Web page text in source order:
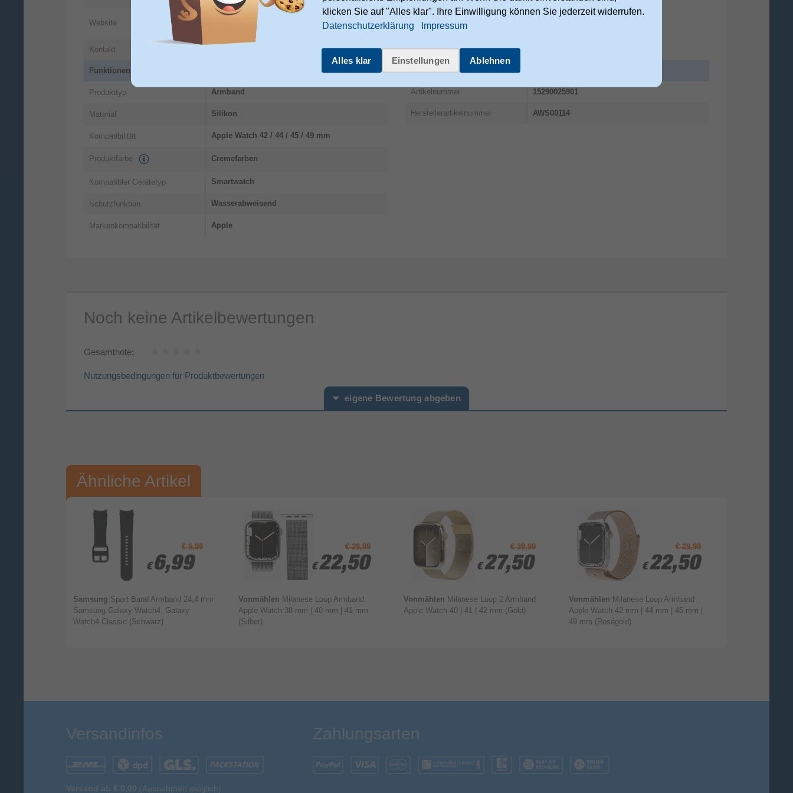
Website
https://www.vonmaehlen.com/en/policies/legal
Kontakt
Funktionen
Produkttyp Armband
Material Silikon
Kompatibilität Apple Watch 42 / 44 / 45 / 49 mm
Produktfarbe Cremefarben
Kompatibler Gerätetyp Smartwatch
Schutzfunktion Wasserabweisend
Markenkompatibilität Apple
Sonstiges
Artikelnummer 15290025901
Herstellerartikelnummer AWS00114
Noch keine Artikelbewertungen
Gesamtnote:
Nutzungsbedingungen für Produktbewertungen
eigene Bewertung abgeben
Ihre Bewertung:
Bitte mindestens 20 Wörter eingeben
Ihr Kommentar*
Ähnliche Artikel
€ 9,99
€ 6,99
€ 6,99
Samsung Sport Band Armband 24,4 mm
Samsung Galaxy Watch4, Galaxy
Watch4 Classic (Schwarz)
€ 29,99
€ 22,50
€ 22,50
Vonmählen Milanese Loop Armband
Apple Watch 38 mm | 40 mm | 41 mm
(Silber)
€ 39,99
€ 27,50
€ 27,50
Vonmählen Milanese Loop 2 Armband
Apple Watch 40 | 41 | 42 mm (Gold)
€ 29,99
€ 22,50
€ 22,50
Vonmählen Milanese Loop Armband
Apple Watch 42 mm | 44 mm | 45 mm |
49 mm (Roségold)
Versandinfos
Versand ab € 0,00 (Ausnahmen möglich)
Zahlungsarten
klicken Sie auf "Alles klar". Ihre Einwilligung können Sie jederzeit widerrufen.
Datenschutzerklärung
Impressum
Alles klar Einstellungen Ablehnen